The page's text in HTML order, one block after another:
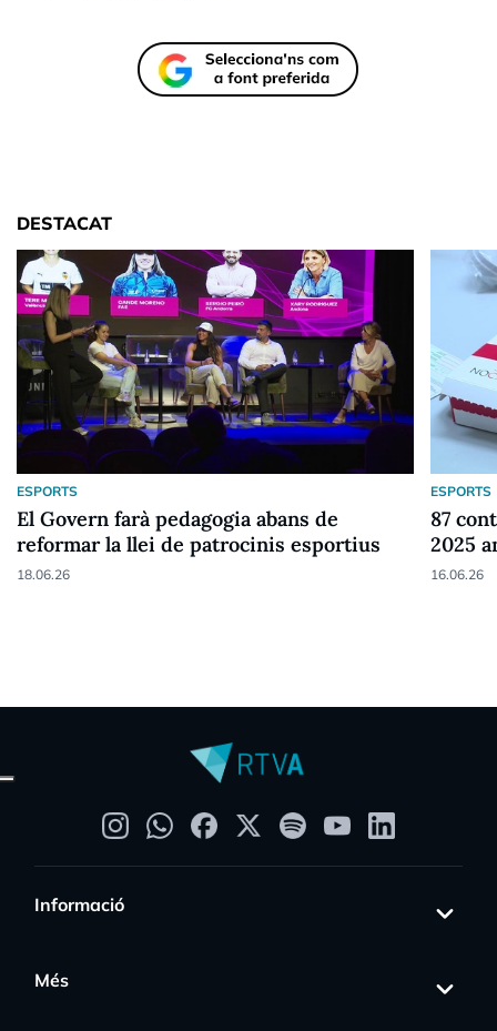
DESTACAT
ESPORTS
El Govern farà pedagogia abans de
reformar la llei de patrocinis esportius
18.06.26
ESPORTS
87
2025
16.06.26
Informació
Més